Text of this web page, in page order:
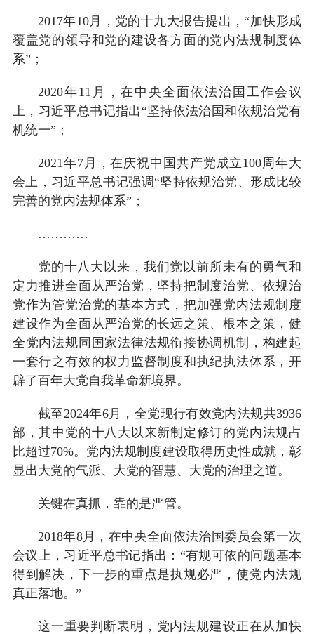
2017年10月，党的十九大报告提出，“加快形成
覆盖党的领导和党的建设各方面的党内法规制度体
系”；
2020年11月，在中央全面依法治国工作会议
上，习近平总书记指出“坚持依法治国和依规治党有
机统一”；
2021年7月，在庆祝中国共产党成立100周年大
会上，习近平总书记强调“坚持依规治党、形成比较
完善的党内法规体系”；
…………
党的十八大以来，我们党以前所未有的勇气和
定力推进全面从严治党，坚持把制度治党、依规治
党作为管党治党的基本方式，把加强党内法规制度
建设作为全面从严治党的长远之策、根本之策，健
全党内法规同国家法律法规衔接协调机制，构建起
一套行之有效的权力监督制度和执纪执法体系，开
辟了百年大党自我革命新境界。
截至2024年6月，全党现行有效党内法规共3936
部，其中党的十八大以来新制定修订的党内法规占
比超过70%。党内法规制度建设取得历史性成就，彰
显出大党的气派、大党的智慧、大党的治理之道。
关键在真抓，靠的是严管。
2018年8月，在中央全面依法治国委员会第一次
会议上，习近平总书记指出：“有规可依的问题基本
得到解决，下一步的重点是执规必严，使党内法规
真正落地。”
这一重要判断表明，党内法规建设正在从加快